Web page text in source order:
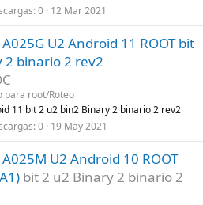
0 12 Mar 2021
A025G U2 Android 11 ROOT bit
2 binario 2 rev2
para root/Roteo
11 bit 2 u2 bin2 Binary 2 binario 2 rev2
0 19 May 2021
A025M U2 Android 10 ROOT
bit 2 u2 Binary 2 binario 2